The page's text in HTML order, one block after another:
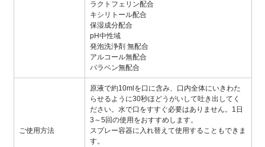
ラクトフェリン配合
キシリトール配合
保湿成分配合
pH中性域
発泡洗浄剤 無配合
アルコール無配合
パラベン無配合
ご使用方法
原液で約10mlを口に含み、口内全体にいきわた
らせるように30秒ほどうがいして吐き出してく
ださい。水で口をすすぐ必要はありません。1日
3～5回の使用をおすすめします。
スプレー容器に入れ替えて使用することもできま
す。